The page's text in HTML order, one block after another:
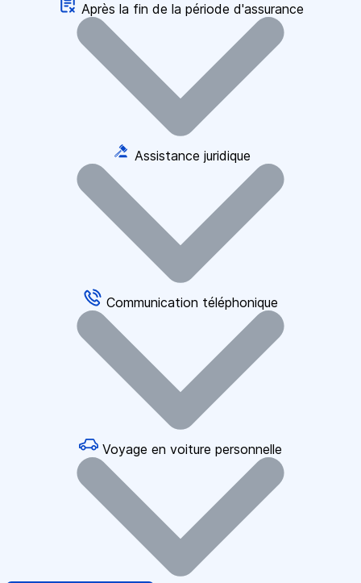
Après la fin de la période d'assurance
Assistance juridique
Communication téléphonique
Voyage en voiture personnelle